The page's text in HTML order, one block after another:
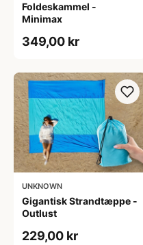
Foldeskammel -
Minimax
349,00 kr
UNKNOWN
Gigantisk Strandtæppe -
Outlust
229,00 kr